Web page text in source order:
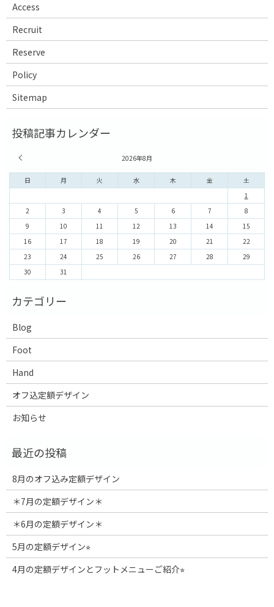
Access
Recruit
Reserve
Policy
Sitemap
2026年8月
日 月 火 水 木 金 土
1
2
3 4 5 6 7
8
9
10 11 12 13 14
15
16
17 18 19 20 21
22
23
24 25 26 27 28
29
30
31
Blog
Foot
Hand
オフ込定額デザイン
お知らせ
8月のオフ込み定額デザイン
＊7月の定額デザイン＊
＊6月の定額デザイン＊
5月の定額デザイン⭐︎
4月の定額デザインとフットメニューご紹介⭐︎